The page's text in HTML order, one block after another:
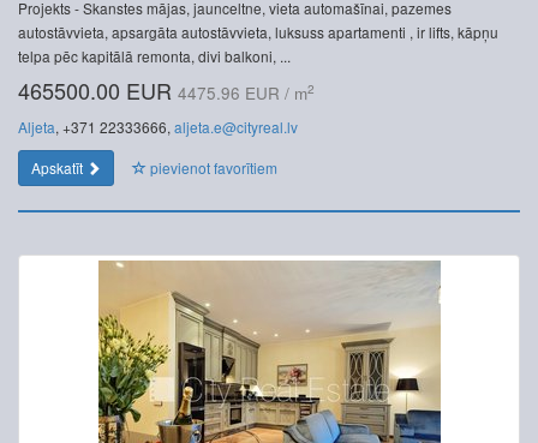
Projekts - Skanstes mājas, jaunceltne, vieta automašīnai, pazemes
autostāvvieta, apsargāta autostāvvieta, luksuss apartamenti , ir lifts, kāpņu
telpa pēc kapitālā remonta, divi balkoni, ...
465500.00 EUR 4475.96 EUR / m2
Aljeta, +371 22333666, aljeta.e@cityreal.lv
Apskatīt
pievienot favorītiem